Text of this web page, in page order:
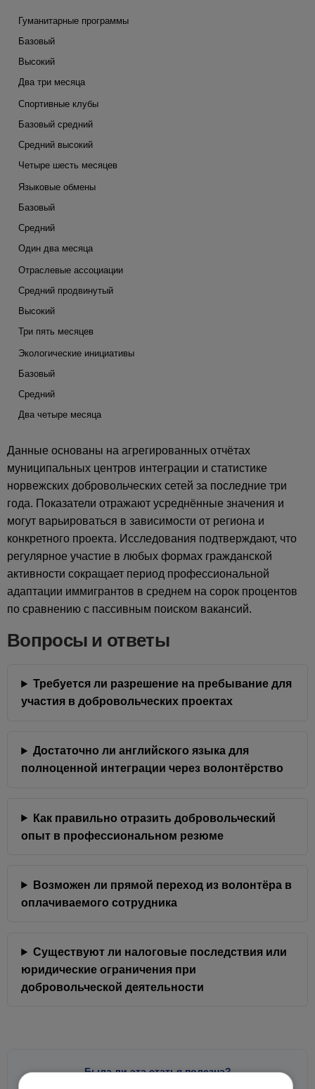
Гуманитарные программы
Базовый
Высокий
Два три месяца
Спортивные клубы
Базовый средний
Средний высокий
Четыре шесть месяцев
Языковые обмены
Базовый
Средний
Один два месяца
Отраслевые ассоциации
Средний продвинутый
Высокий
Три пять месяцев
Экологические инициативы
Базовый
Средний
Два четыре месяца
Данные основаны на агрегированных отчётах
муниципальных центров интеграции и статистике
норвежских добровольческих сетей за последние три
года. Показатели отражают усреднённые значения и
могут варьироваться в зависимости от региона и
конкретного проекта. Исследования подтверждают, что
регулярное участие в любых формах гражданской
активности сокращает период профессиональной
адаптации иммигрантов в среднем на сорок процентов
по сравнению с пассивным поиском вакансий.
Вопросы и ответы
Требуется ли разрешение на пребывание для
участия в добровольческих проектах
Достаточно ли английского языка для
полноценной интеграции через волонтёрство
Как правильно отразить добровольческий
опыт в профессиональном резюме
Возможен ли прямой переход из волонтёра в
оплачиваемого сотрудника
Существуют ли налоговые последствия или
юридические ограничения при
добровольческой деятельности
Была ли эта статья полезна?